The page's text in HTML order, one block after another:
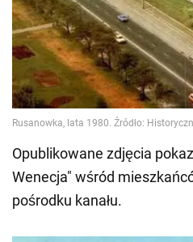
Opublikowane zdjęcia
Wenecja" wśród
pośrodku kanału.